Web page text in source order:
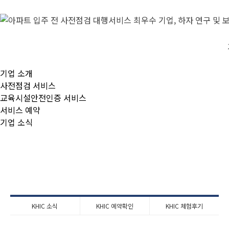
기업 소개
사전점검 서비스
교육시설안전인증 서비스
서비스 예약
기업 소식
KHIC 소식 KHIC 예약확인 KHIC 체험후기